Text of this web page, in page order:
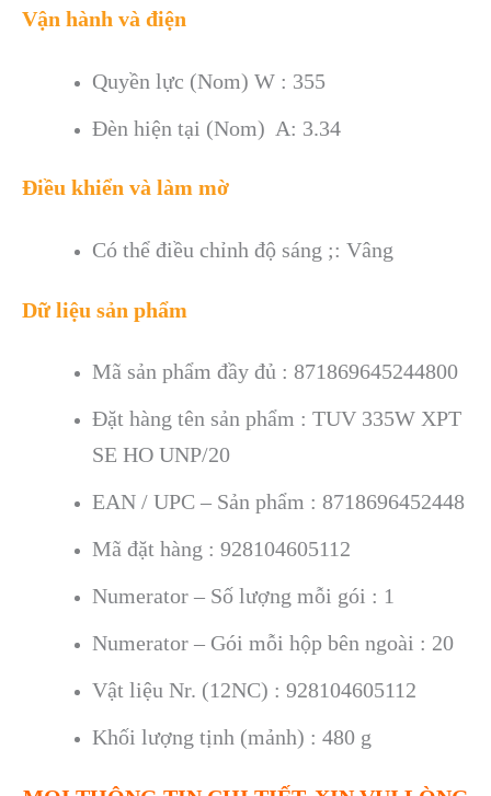
Vận hành và điện
Quyền lực (Nom) W : 355
Đèn hiện tại (Nom) A: 3.34
Điều khiển và làm mờ
Có thể điều chỉnh độ sáng ;: Vâng
Dữ liệu sản phẩm
Mã sản phẩm đầy đủ : 871869645244800
Đặt hàng tên sản phẩm : TUV 335W XPT
SE HO UNP/20
EAN / UPC – Sản phẩm : 8718696452448
Mã đặt hàng : 928104605112
Numerator – Số lượng mỗi gói : 1
Numerator – Gói mỗi hộp bên ngoài : 20
Vật liệu Nr. (12NC) : 928104605112
Khối lượng tịnh (mảnh) : 480 g